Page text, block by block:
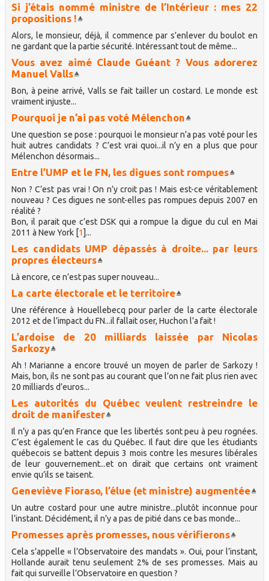
Si j’étais nommé ministre de l’Intérieur : mes 22
propositions !
Alors, le monsieur, déjà, il commence par s’enlever du boulot en
ne gardant que la partie sécurité. Intéressant tout de même...
Vous avez aimé Claude Guéant ? Vous adorerez
Manuel Valls
Bon, à peine arrivé, Valls se fait tailler un costard. Le monde est
vraiment injuste...
Pourquoi je n’ai pas voté Mélenchon
Une question se pose : pourquoi le monsieur n’a pas voté pour les
huit autres candidats ? C’est vrai quoi...il n’y en a plus que pour
Mélenchon désormais...
Entre l’UMP et le FN, les digues sont rompues
Non ? C’est pas vrai ! On n’y croit pas ! Mais est-ce véritablement
nouveau ? Ces digues ne sont-elles pas rompues depuis 2007 en
réalité ?
Bon, il parait que c’est DSK qui a rompue la digue du cul en Mai
2011 à New York [1]...
Les candidats UMP dépassés à droite... par leurs
propres électeurs
Là encore, ce n’est pas super nouveau...
La carte électorale et le territoire
Une référence à Houellebecq pour parler de la carte électorale
2012 et de l’impact du FN...il fallait oser, Huchon l’a fait !
L’ardoise de 20 milliards laissée par Nicolas
Sarkozy
Ah ! Marianne a encore trouvé un moyen de parler de Sarkozy !
Mais, bon, ils ne sont pas au courant que l’on ne fait plus rien avec
20 milliards d’euros...
Les autorités du Québec veulent restreindre le
droit de manifester
Il n’y a pas qu’en France que les libertés sont peu à peu rognées.
C’est également le cas du Québec. Il faut dire que les étudiants
québecois se battent depuis 3 mois contre les mesures libérales
de leur gouvernement...et on dirait que certains ont vraiment
envie qu’ils se taisent.
Geneviève Fioraso, l’élue (et ministre) augmentée
Un autre costard pour une autre ministre...plutôt inconnue pour
l’instant. Décidément, il n’y a pas de pitié dans ce bas monde...
Promesses après promesses, nous vérifierons
Cela s’appelle « l’Observatoire des mandats ». Oui, pour l’instant,
Hollande aurait tenu seulement 2% de ses promesses. Mais au
fait qui surveille l’Observatoire en question ?